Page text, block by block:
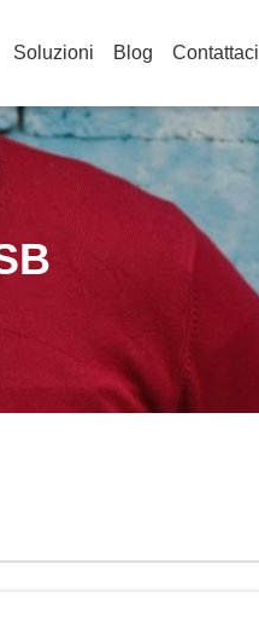
Soluzioni Blog Contattaci